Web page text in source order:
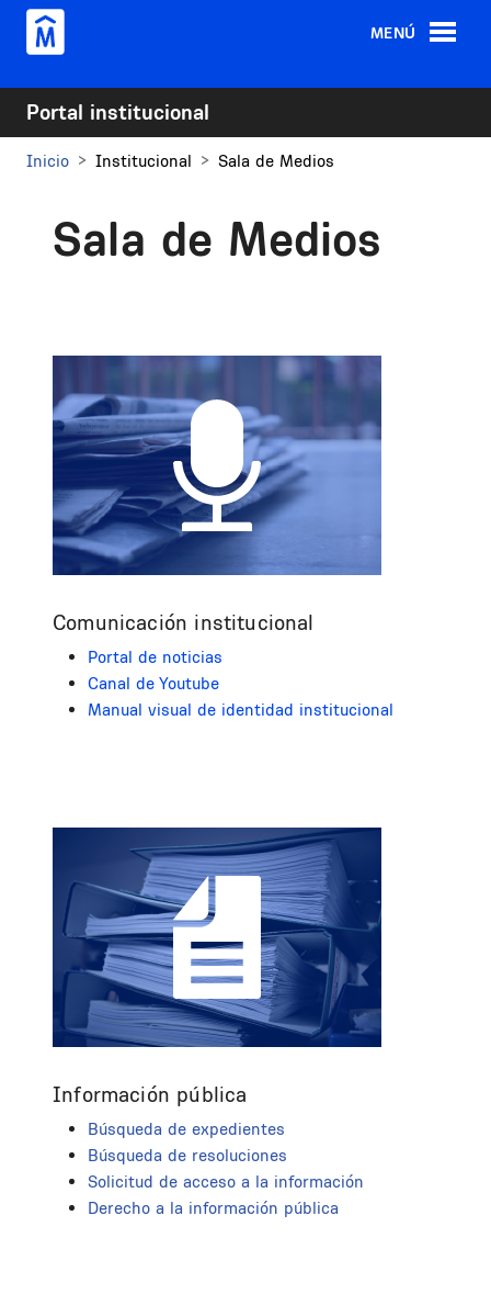
Pasar al contenido principal
MENÚ
Portal institucional
Inicio Institucional Sala de Medios
Sala de Medios
Comunicación institucional
Portal de noticias
Canal de Youtube
Manual visual de identidad institucional
Información pública
Búsqueda de expedientes
Búsqueda de resoluciones
Solicitud de acceso a la información
Derecho a la información pública